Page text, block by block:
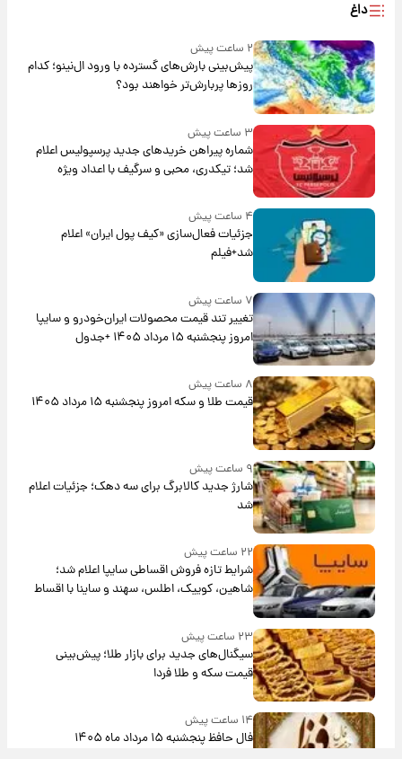
داغ
۲ ساعت پیش
پیش‌بینی بارش‌های گسترده با ورود ال‌نینو؛ کدام
روزها پربارش‌تر خواهند بود؟
۳ ساعت پیش
شماره پیراهن خریدهای جدید پرسپولیس اعلام
شد؛ تیکدری، محبی و سرگیف با اعداد ویژه
۴ ساعت پیش
جزئیات فعال‌سازی «کیف پول ایران» اعلام
شد+فیلم
۷ ساعت پیش
تغییر تند قیمت محصولات ایران‌خودرو و سایپا
امروز پنجشنبه ۱۵ مرداد ۱۴۰۵ +جدول
۸ ساعت پیش
قیمت طلا و سکه امروز پنجشنبه ۱۵ مرداد ۱۴۰۵
۹ ساعت پیش
شارژ جدید کالابرگ برای سه دهک؛ جزئیات اعلام
شد
۲۲ ساعت پیش
شرایط تازه فروش اقساطی سایپا اعلام شد؛
شاهین، کوییک، اطلس، سهند و ساینا با اقساط
بلندمدت + جدول
۲۳ ساعت پیش
سیگنال‌های جدید برای بازار طلا؛ پیش‌بینی
قیمت سکه و طلا فردا
۱۴ ساعت پیش
فال حافظ پنجشنبه ۱۵ مرداد ماه ۱۴۰۵